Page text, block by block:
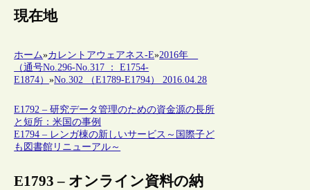
現在地
ホーム»カレントアウェアネス-E»2016年
（通号No.296-No.317 ： E1754-
E1874）»No.302 （E1789-E1794） 2016.04.28
E1792 – 研究データ管理のための資金源の長所
と短所：米国の事例
E1794 – レンガ棟の新しいサービス～国際子ど
も図書館リニューアル～
E1793 – オンライン資料の納